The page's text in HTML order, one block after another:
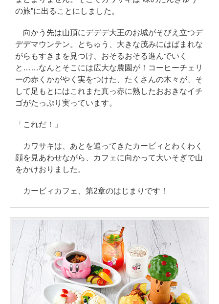
の旅”に出ることにしました。
向かう先は山頂にデデデ大王のお城がそびえ立つデ
デデマウンテン。とちゅう、大きな茂みにはばまれな
がらもすきまを見つけ、おそるおそる進んでいく
と……なんとそこには広大な農園が！コーヒーチェリ
ーの赤くかがやく実をつけた、たくさんの木々が、そ
して足もとにはこれまた真っ赤に熟したおおきなイチ
ゴがたっぷり実っています。
「これだ！」
カワサキは、あとを追ってきたカービィとわくわく
顔を見あわせながら、カフェに向かって大いそぎで山
をかけおりました。
カービィカフェ、第2章のはじまりです！